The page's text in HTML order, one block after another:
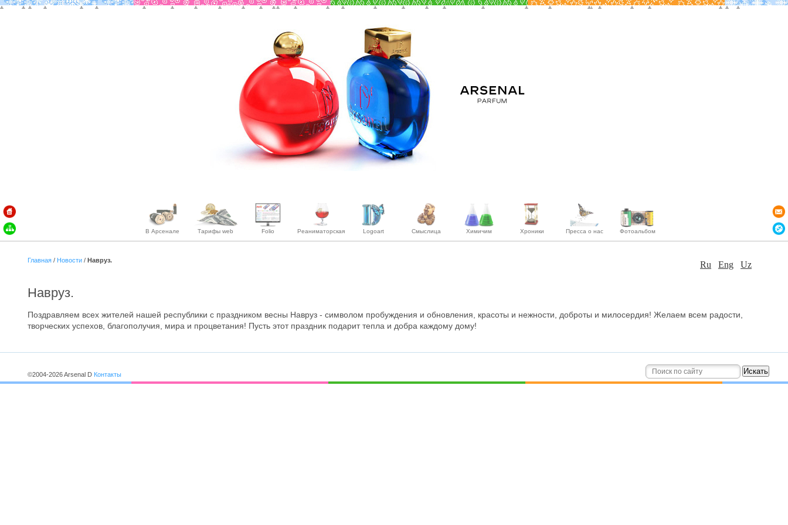
В Арсенале Тарифы web Folio Реаниматорская Logoart Смыслица Химичим Хроники Пресса о нас Фотоальбом
Главная / Новости / Навруз. Ru Eng Uz
Навруз.
Поздравляем всех жителей нашей республики с праздником весны Навруз - символом пробуждения и обновления, красоты и нежности, доброты и милосердия! Желаем всем радости,
творческих успехов, благополучия, мира и процветания! Пусть этот праздник подарит тепла и добра каждому дому!
©2004-2026 Arsenal D Контакты